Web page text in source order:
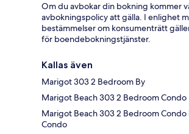
Om du avbokar din bokning kommer
avbokningspolicy att gälla. I enlighet
bestämmelser om konsumenträtt
för boendebokningstjänster.
Kallas även
Marigot 303 2 Bedroom By
Marigot Beach 303 2 Bedroom Condo
Marigot Beach 303 2 Bedroom
Condo